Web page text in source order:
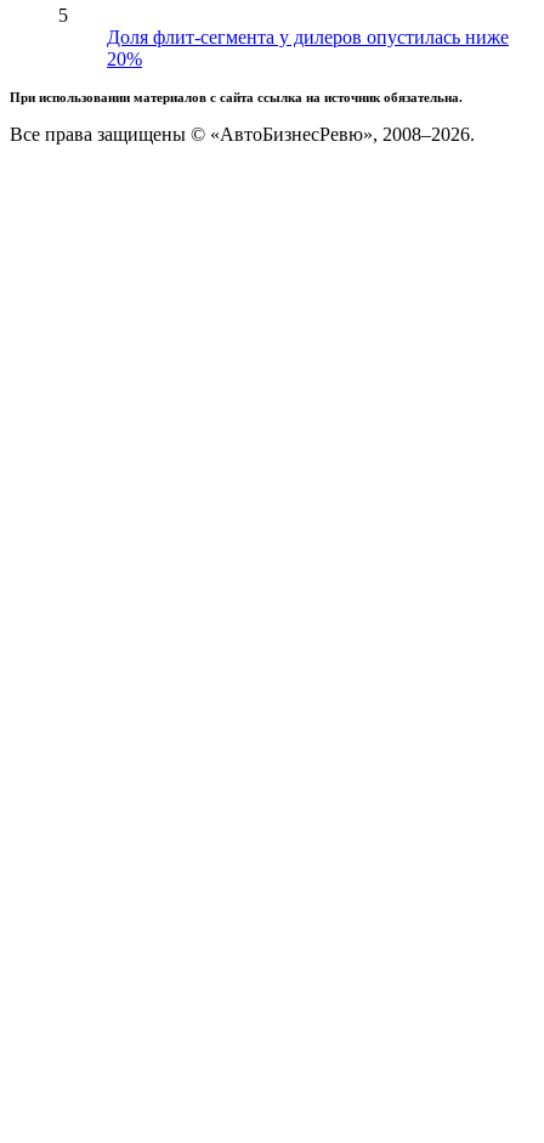
5
Доля флит-сегмента у дилеров опустилась ниже
20%
При использовании материалов с сайта ссылка на источник обязательна.
Все права защищены © «АвтоБизнесРевю», 2008–2026.